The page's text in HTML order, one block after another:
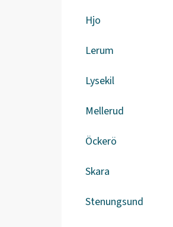
Hjo
Lerum
Lysekil
Mellerud
Öckerö
Skara
Stenungsund